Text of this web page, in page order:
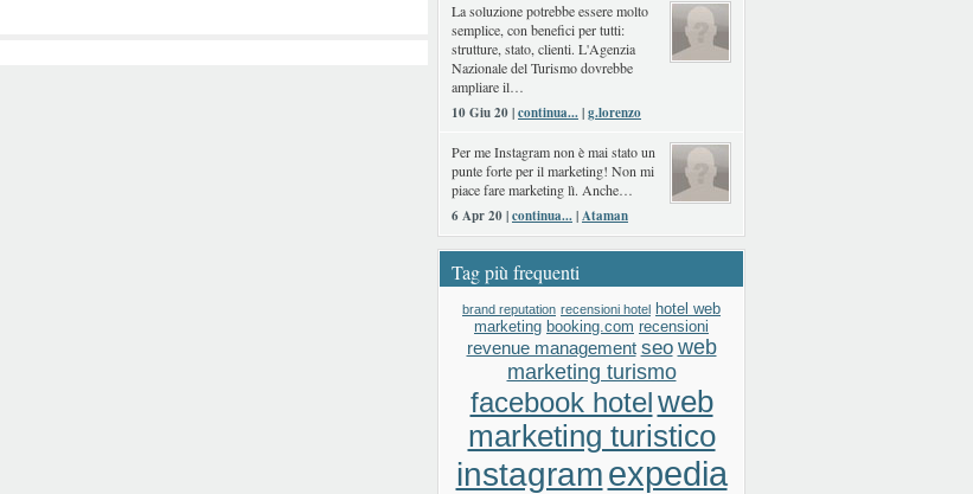
La soluzione potrebbe essere molto
semplice, con benefici per tutti:
strutture, stato, clienti. L'Agenzia
Nazionale del Turismo dovrebbe
ampliare il…
10 Giu 20 |continua...|g.lorenzo
Per me Instagram non è mai stato un
punte forte per il marketing! Non mi
piace fare marketing lì. Anche…
6 Apr 20 |continua...|Ataman
Tag più frequenti
brand reputation recensioni hotel hotel web
marketing booking.com recensioni
revenue management seo web
marketing turismo
facebook hotelweb
marketing turistico
instagramexpedia